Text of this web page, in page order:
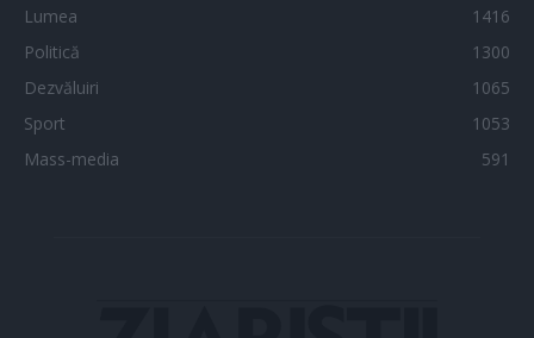
Lumea
1416
Politică
1300
Dezvăluiri
1065
Sport
1053
Mass-media
591